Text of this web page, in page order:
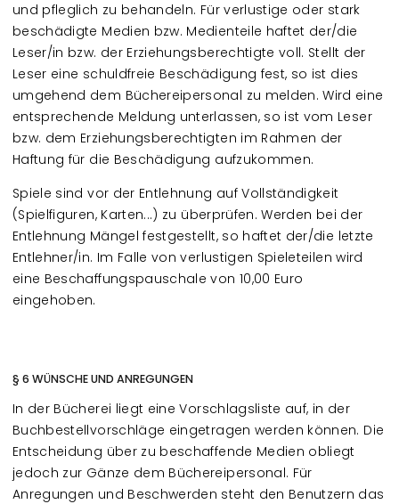
und pfleglich zu behandeln. Für verlustige oder stark
beschädigte Medien bzw. Medienteile haftet der/die
Leser/in bzw. der Erziehungsberechtigte voll. Stellt der
Leser eine schuldfreie Beschädigung fest, so ist dies
umgehend dem Büchereipersonal zu melden. Wird eine
entsprechende Meldung unterlassen, so ist vom Leser
bzw. dem Erziehungsberechtigten im Rahmen der
Haftung für die Beschädigung aufzukommen.
Spiele sind vor der Entlehnung auf Vollständigkeit
(Spielfiguren, Karten...) zu überprüfen. Werden bei der
Entlehnung Mängel festgestellt, so haftet der/die letzte
Entlehner/in. Im Falle von verlustigen Spieleteilen wird
eine Beschaffungspauschale von 10,00 Euro
eingehoben.
§ 6 WÜNSCHE UND ANREGUNGEN
In der Bücherei liegt eine Vorschlagsliste auf, in der
Buchbestellvorschläge eingetragen werden können. Die
Entscheidung über zu beschaffende Medien obliegt
jedoch zur Gänze dem Büchereipersonal. Für
Anregungen und Beschwerden steht den Benutzern das